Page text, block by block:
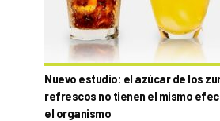
Nuevo estudio: el azúcar de los
refrescos no tienen el mismo
el organismo